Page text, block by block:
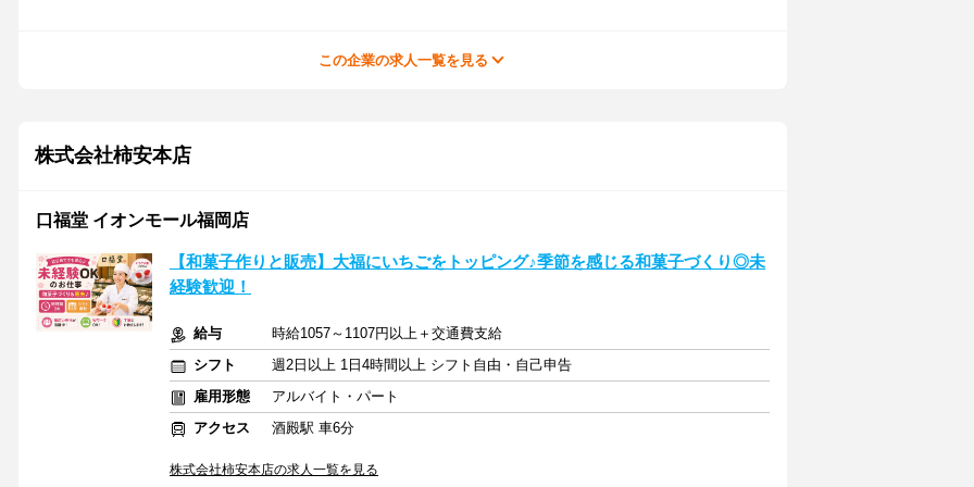
この企業の求人一覧を見る
株式会社柿安本店
口福堂 イオンモール福岡店
【和菓子作りと販売】大福にいちごをトッピング♪季節を感じる和菓子づくり◎未
経験歓迎！
給与
時給1057～1107円以上＋交通費支給
シフト
週2日以上 1日4時間以上 シフト自由・自己申告
雇用形態
アルバイト・パート
アクセス
酒殿駅 車6分
株式会社柿安本店の求人一覧を見る